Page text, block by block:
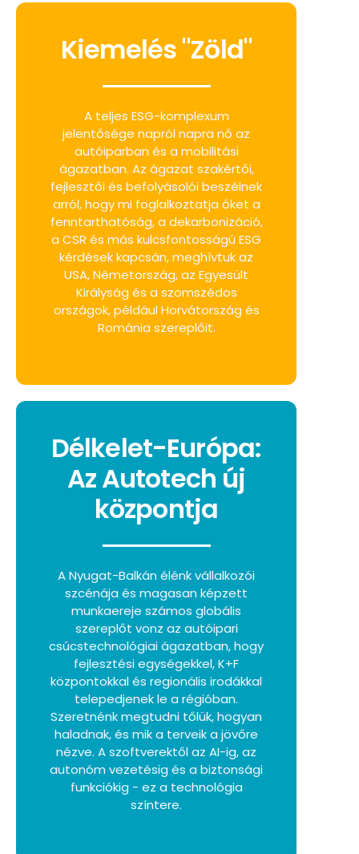
Kiemelés "Zöld"
A teljes ESG-komplexum
jelentősége napról napra nő az
autóiparban és a mobilitási
ágazatban. Az ágazat szakértői,
fejlesztői és befolyásolói beszélnek
arról, hogy mi foglalkoztatja őket a
fenntarthatóság, a dekarbonizáció,
a CSR és más kulcsfontosságú ESG
kérdések kapcsán, meghívtuk az
USA, Németország, az Egyesült
Királyság és a szomszédos
országok, például Horvátország és
Románia szereplőit.
Délkelet-Európa:
Az Autotech új
központja
A Nyugat-Balkán élénk vállalkozói
szcénája és magasan képzett
munkaereje számos globális
szereplőt vonz az autóipari
csúcstechnológiai ágazatban, hogy
fejlesztési egységekkel, K+F
központokkal és regionális irodákkal
telepedjenek le a régióban.
Szeretnénk megtudni tőlük, hogyan
haladnak, és mik a terveik a jövőre
nézve. A szoftverektől az AI-ig, az
autonóm vezetésig és a biztonsági
funkciókig - ez a technológia
színtere.